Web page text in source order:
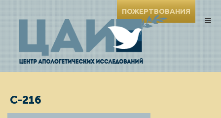
ПОЖЕРТВОВАНИЯ
C-216